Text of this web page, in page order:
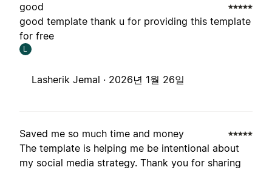
good
good template thank u for providing this template
for free
L
Lasherik Jemal · 2026년 1월 26일
Saved me so much time and money
The template is helping me be intentional about
my social media strategy. Thank you for sharing